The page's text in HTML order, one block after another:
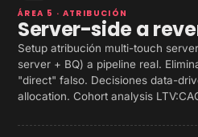
ÁREA 5 · ATRIBUCIÓN
Server-side a
Setup atribución multi-touch
server + BQ) a pipeline real.
"direct" falso. Decisiones data-
allocation. Cohort analysis